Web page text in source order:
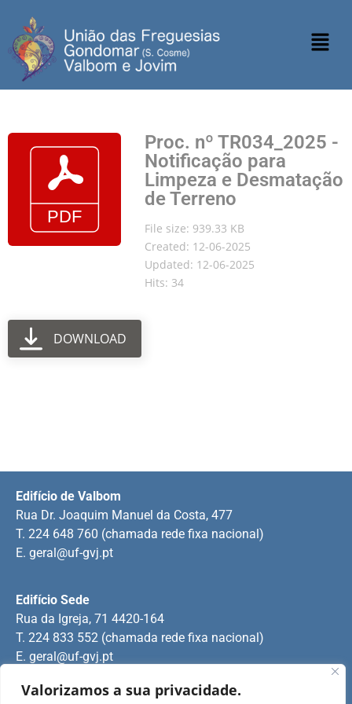
Valorizamos a sua privacidade.
Proc. nº TR034_2025 -
Notificação para
Limpeza e Desmatação
de Terreno
File size: 939.33 KB
Created: 12-06-2025
Updated: 12-06-2025
Hits: 34
DOWNLOAD
Edifício Sede
Rua da Igreja, 71 4420-164
T. 224 833 552 (chamada rede fixa nacional)
E. geral@uf-gvj.pt
Edifício de Valbom
Rua Dr. Joaquim Manuel da Costa, 477
T. 224 648 760 (chamada rede fixa nacional)
E. geral@uf-gvj.pt